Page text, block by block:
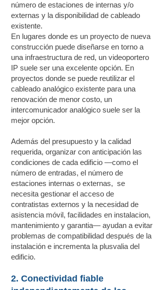
número de estaciones de internas y/o
externas y la disponibilidad de cableado
existente.
En lugares donde es un proyecto de nueva
construcción puede diseñarse en torno a
una infraestructura de red, un videoportero
IP suele ser una excelente opción. En
proyectos donde se puede reutilizar el
cableado analógico existente para una
renovación de menor costo, un
intercomunicador analógico suele ser la
mejor opción.
Además del presupuesto y la calidad
requerida, organizar con anticipación las
condiciones de cada edificio —como el
número de entradas, el número de
estaciones internas o externas, se
necesita gestionar el acceso de
contratistas externos y la necesidad de
asistencia móvil, facilidades en instalacion,
mantenimiento y garantia— ayudan a evitar
problemas de compatibilidad después de la
instalación e incrementa la plusvalia del
edificio.
2. Conectividad fiable